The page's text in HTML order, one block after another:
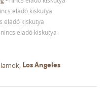
eladó kiskutya
eladó kiskutya
nincs eladó kiskutya
Los Angeles